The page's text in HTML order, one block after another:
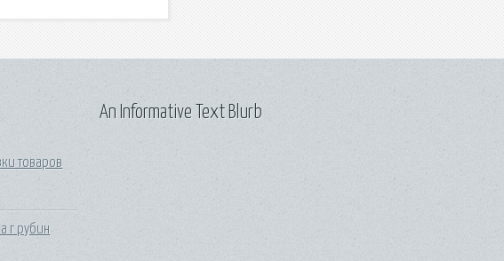
товаров
г рубин
An Informative Text Blurb